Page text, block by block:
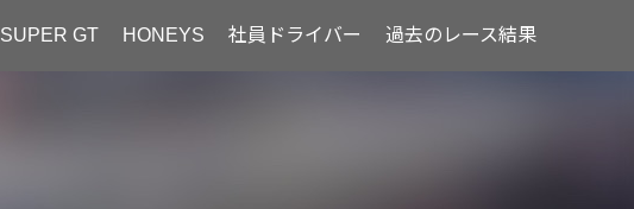
SUPER GT HONEYS 社員ドライバー 過去のレース結果